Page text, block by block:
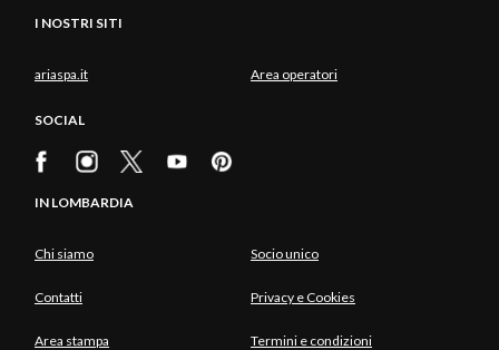
I NOSTRI SITI
ariaspa.it Area operatori
SOCIAL
IN LOMBARDIA
Chi siamo Socio unico
Contatti Privacy e Cookies
Area stampa Termini e condizioni